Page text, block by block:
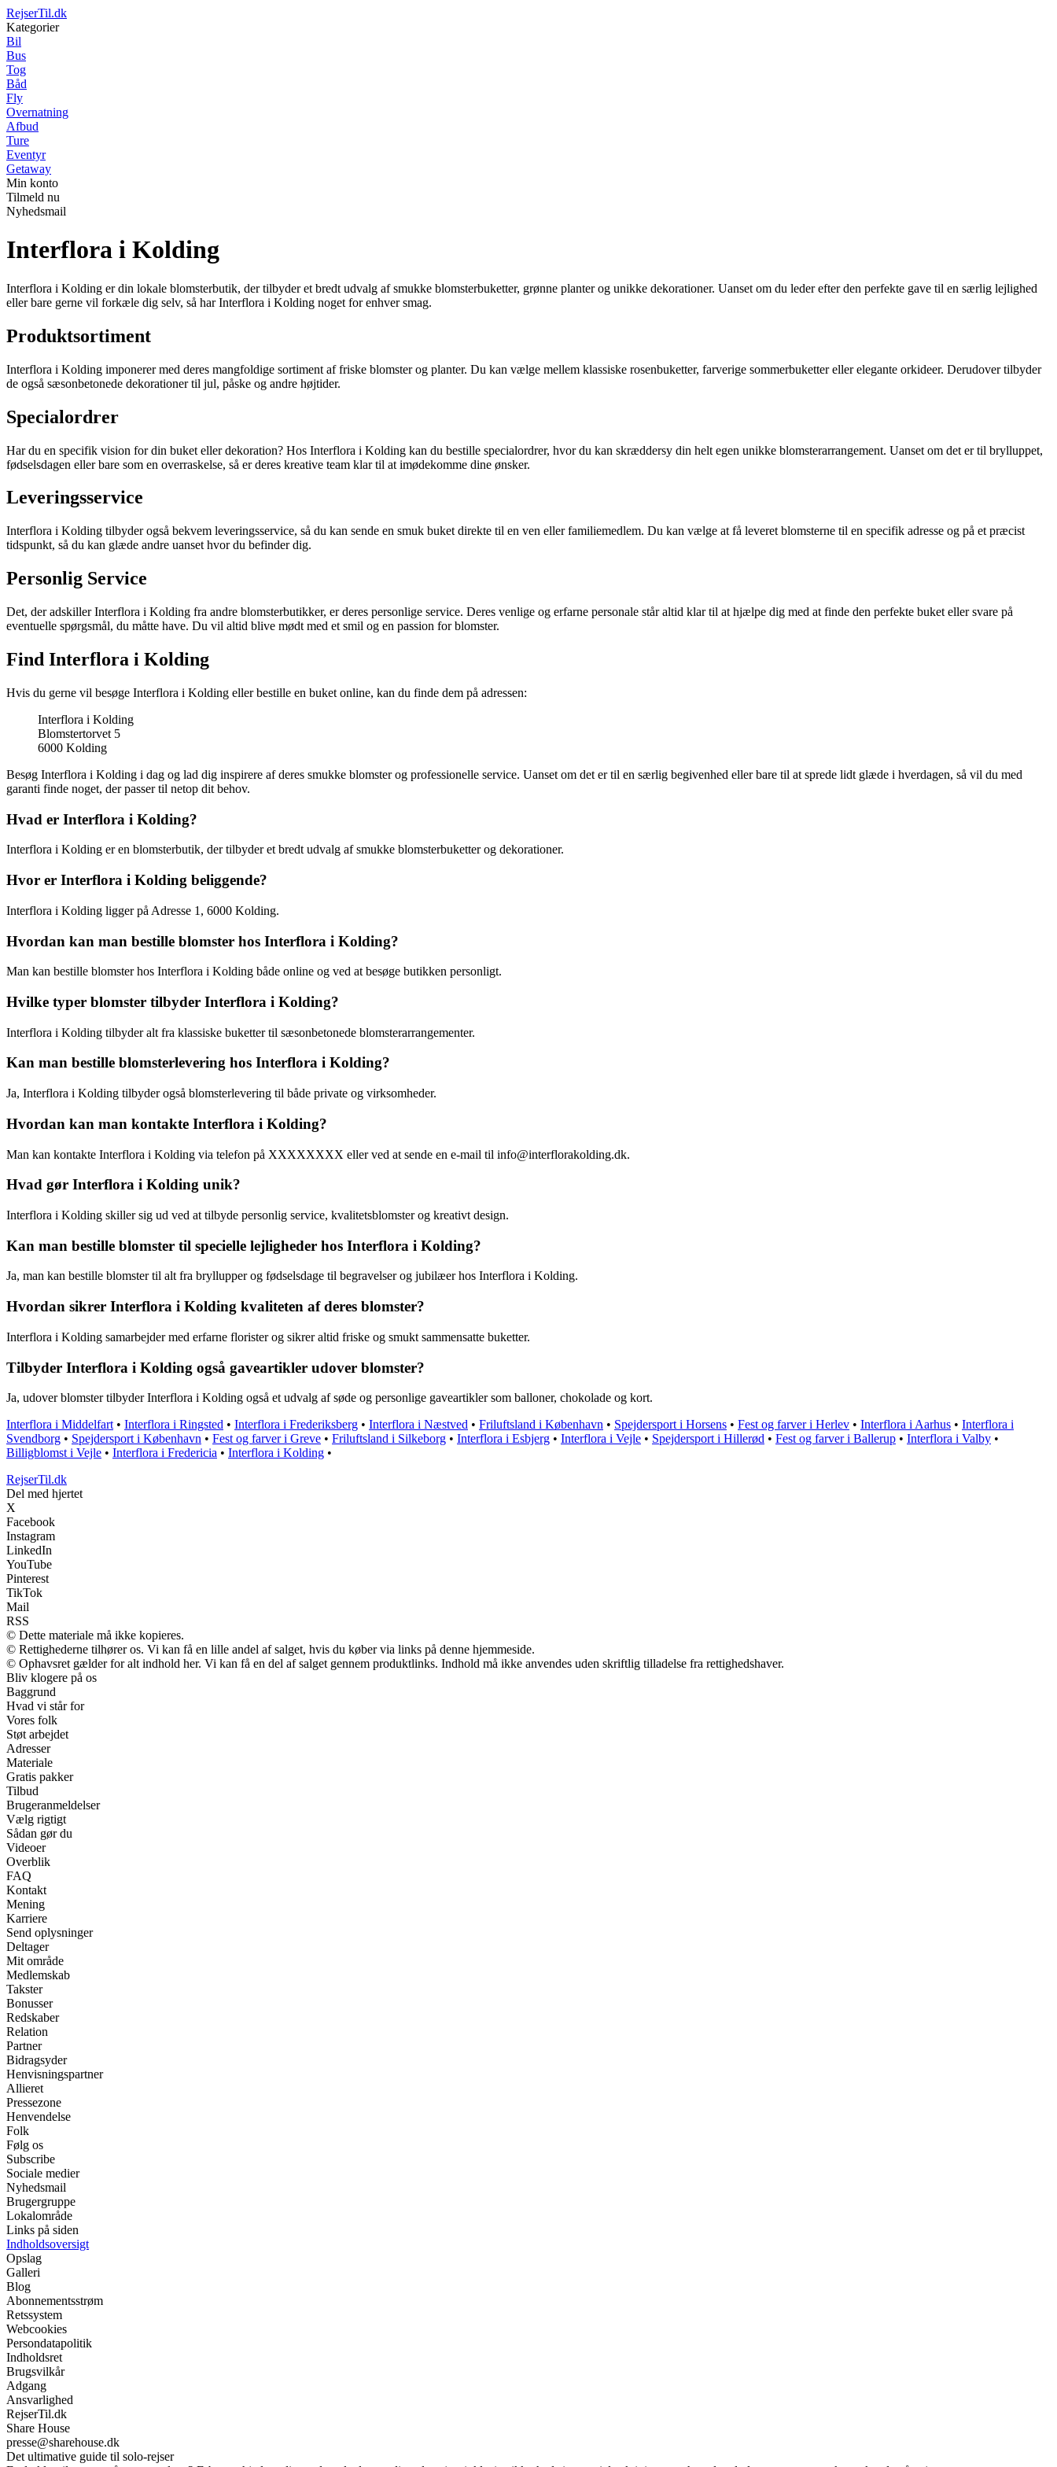
RejserTil.dk
Kategorier
Bil
Bus
Tog
Båd
Fly
Overnatning
Afbud
Ture
Eventyr
Getaway
Min konto
Tilmeld nu
Nyhedsmail
Interflora i Kolding
Interflora i Kolding er din lokale blomsterbutik, der tilbyder et bredt udvalg af smukke blomsterbuketter, grønne planter og unikke dekorationer. Uanset om du leder efter den perfekte gave til en særlig lejlighed
eller bare gerne vil forkæle dig selv, så har Interflora i Kolding noget for enhver smag.
Produktsortiment
Interflora i Kolding imponerer med deres mangfoldige sortiment af friske blomster og planter. Du kan vælge mellem klassiske rosenbuketter, farverige sommerbuketter eller elegante orkideer. Derudover tilbyder
de også sæsonbetonede dekorationer til jul, påske og andre højtider.
Specialordrer
Har du en specifik vision for din buket eller dekoration? Hos Interflora i Kolding kan du bestille specialordrer, hvor du kan skræddersy din helt egen unikke blomsterarrangement. Uanset om det er til brylluppet,
fødselsdagen eller bare som en overraskelse, så er deres kreative team klar til at imødekomme dine ønsker.
Leveringsservice
Interflora i Kolding tilbyder også bekvem leveringsservice, så du kan sende en smuk buket direkte til en ven eller familiemedlem. Du kan vælge at få leveret blomsterne til en specifik adresse og på et præcist
tidspunkt, så du kan glæde andre uanset hvor du befinder dig.
Personlig Service
Det, der adskiller Interflora i Kolding fra andre blomsterbutikker, er deres personlige service. Deres venlige og erfarne personale står altid klar til at hjælpe dig med at finde den perfekte buket eller svare på
eventuelle spørgsmål, du måtte have. Du vil altid blive mødt med et smil og en passion for blomster.
Find Interflora i Kolding
Hvis du gerne vil besøge Interflora i Kolding eller bestille en buket online, kan du finde dem på adressen:
Interflora i Kolding
Blomstertorvet 5
6000 Kolding
Besøg Interflora i Kolding i dag og lad dig inspirere af deres smukke blomster og professionelle service. Uanset om det er til en særlig begivenhed eller bare til at sprede lidt glæde i hverdagen, så vil du med
garanti finde noget, der passer til netop dit behov.
Hvad er Interflora i Kolding?
Interflora i Kolding er en blomsterbutik, der tilbyder et bredt udvalg af smukke blomsterbuketter og dekorationer.
Hvor er Interflora i Kolding beliggende?
Interflora i Kolding ligger på Adresse 1, 6000 Kolding.
Hvordan kan man bestille blomster hos Interflora i Kolding?
Man kan bestille blomster hos Interflora i Kolding både online og ved at besøge butikken personligt.
Hvilke typer blomster tilbyder Interflora i Kolding?
Interflora i Kolding tilbyder alt fra klassiske buketter til sæsonbetonede blomsterarrangementer.
Kan man bestille blomsterlevering hos Interflora i Kolding?
Ja, Interflora i Kolding tilbyder også blomsterlevering til både private og virksomheder.
Hvordan kan man kontakte Interflora i Kolding?
Man kan kontakte Interflora i Kolding via telefon på XXXXXXXX eller ved at sende en e-mail til info@interflorakolding.dk.
Hvad gør Interflora i Kolding unik?
Interflora i Kolding skiller sig ud ved at tilbyde personlig service, kvalitetsblomster og kreativt design.
Kan man bestille blomster til specielle lejligheder hos Interflora i Kolding?
Ja, man kan bestille blomster til alt fra bryllupper og fødselsdage til begravelser og jubilæer hos Interflora i Kolding.
Hvordan sikrer Interflora i Kolding kvaliteten af deres blomster?
Interflora i Kolding samarbejder med erfarne florister og sikrer altid friske og smukt sammensatte buketter.
Tilbyder Interflora i Kolding også gaveartikler udover blomster?
Ja, udover blomster tilbyder Interflora i Kolding også et udvalg af søde og personlige gaveartikler som balloner, chokolade og kort.
Interflora i Middelfart • Interflora i Ringsted • Interflora i Frederiksberg • Interflora i Næstved • Friluftsland i København • Spejdersport i Horsens • Fest og farver i Herlev • Interflora i Aarhus • Interflora i
Svendborg • Spejdersport i København • Fest og farver i Greve • Friluftsland i Silkeborg • Interflora i Esbjerg • Interflora i Vejle • Spejdersport i Hillerød • Fest og farver i Ballerup • Interflora i Valby •
Billigblomst i Vejle • Interflora i Fredericia • Interflora i Kolding •
RejserTil.dk
Del med hjertet
X
Facebook
Instagram
LinkedIn
YouTube
Pinterest
TikTok
Mail
RSS
© Dette materiale må ikke kopieres.
© Rettighederne tilhører os. Vi kan få en lille andel af salget, hvis du køber via links på denne hjemmeside.
© Ophavsret gælder for alt indhold her. Vi kan få en del af salget gennem produktlinks. Indhold må ikke anvendes uden skriftlig tilladelse fra rettighedshaver.
Bliv klogere på os
Baggrund
Hvad vi står for
Vores folk
Støt arbejdet
Adresser
Materiale
Gratis pakker
Tilbud
Brugeranmeldelser
Vælg rigtigt
Sådan gør du
Videoer
Overblik
FAQ
Kontakt
Mening
Karriere
Send oplysninger
Deltager
Mit område
Medlemskab
Takster
Bonusser
Redskaber
Relation
Partner
Bidragsyder
Henvisningspartner
Allieret
Pressezone
Henvendelse
Folk
Følg os
Subscribe
Sociale medier
Nyhedsmail
Brugergruppe
Lokalområde
Links på siden
Indholdsoversigt
Opslag
Galleri
Blog
Abonnementsstrøm
Retssystem
Webcookies
Persondatapolitik
Indholdsret
Brugsvilkår
Adgang
Ansvarlighed
RejserTil.dk
Share House
presse@sharehouse.dk
Det ultimative guide til solo-rejser